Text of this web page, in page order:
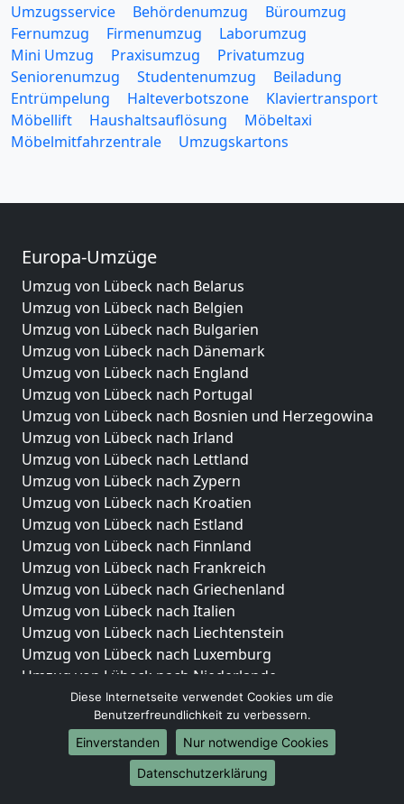
Umzugsservice Behördenumzug
Büroumzug
Fernumzug
Firmenumzug
Laborumzug
Mini Umzug
Praxisumzug
Privatumzug
Seniorenumzug
Studentenumzug
Beiladung
Entrümpelung
Halteverbotszone
Klaviertransport
Möbellift
Haushaltsauflösung
Möbeltaxi
Möbelmitfahrzentrale
Umzugskartons
Europa-Umzüge
Umzug von Lübeck nach Belarus
Umzug von Lübeck nach Belgien
Umzug von Lübeck nach Bulgarien
Umzug von Lübeck nach Dänemark
Umzug von Lübeck nach England
Umzug von Lübeck nach Portugal
Umzug von Lübeck nach Bosnien und Herzegowina
Umzug von Lübeck nach Irland
Umzug von Lübeck nach Lettland
Umzug von Lübeck nach Zypern
Umzug von Lübeck nach Kroatien
Umzug von Lübeck nach Estland
Umzug von Lübeck nach Finnland
Umzug von Lübeck nach Frankreich
Umzug von Lübeck nach Griechenland
Umzug von Lübeck nach Italien
Umzug von Lübeck nach Liechtenstein
Umzug von Lübeck nach Luxemburg
Umzug von Lübeck nach Niederlande
Umzug von Lübeck nach Norwegen
Umzüge-Deutschlandweit
Umzug von Lübeck nach Berlin
Umzug von Lübeck nach Hamburg
Diese Internetseite verwendet Cookies um die
Benutzerfreundlichkeit zu verbessern.
Einverstanden
Nur notwendige Cookies
Datenschutzerklärung